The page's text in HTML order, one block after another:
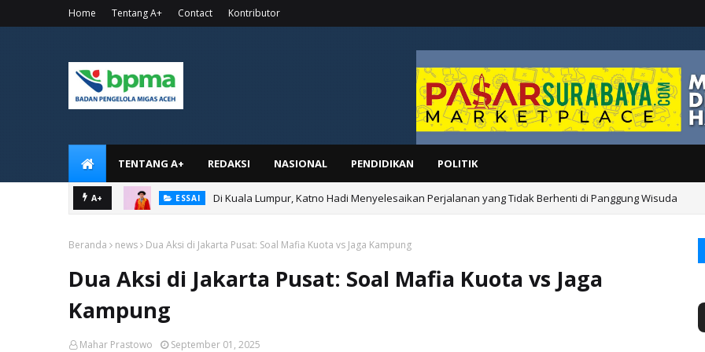
Home Tentang A+ Contact Kontributor
TENTANG A+ REDAKSI NASIONAL PENDIDIKAN POLITIK
A+ ESSAI Di Kuala Lumpur, Katno Hadi Menyelesaikan Perjalanan yang Tidak Berhenti di Panggung Wisuda
Beranda news Dua Aksi di Jakarta Pusat: Soal Mafia Kuota vs Jaga Kampung
Dua Aksi di Jakarta Pusat: Soal Mafia Kuota vs Jaga
Kampung
Mahar Prastowo September 01, 2025